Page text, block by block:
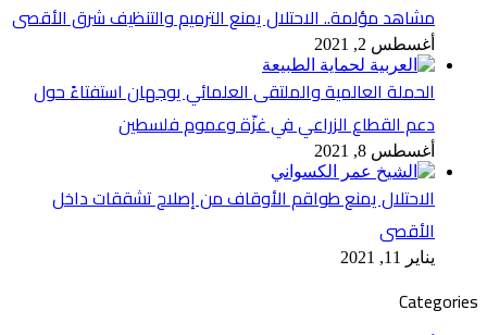
مشاهد مؤلمة.. الاحتلال يمنع الترميم والتنظيف شرق الأقصى
أغسطس 2, 2021
الحملة العالمية والملتقى العلمائي يوجهان استفتاءً حول
دعم القطاع الزراعي في غزّة وعموم فلسطين
أغسطس 8, 2021
الاحتلال يمنع طواقم الأوقاف من إصلاح تشققات داخل
الأقصى
يناير 11, 2021
Categories